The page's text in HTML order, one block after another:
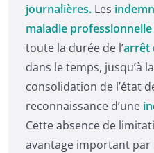
journalières. Les
maladie professionnelle
toute la durée de l’arrêt
dans le temps, jusqu’à
consolidation de l’état
reconnaissance d’une
Cette absence de
avantage important